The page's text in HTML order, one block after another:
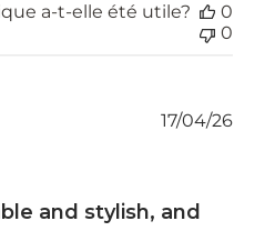
a-t-elle été utile?
0
0
and stylish, and
Date
17/04/26